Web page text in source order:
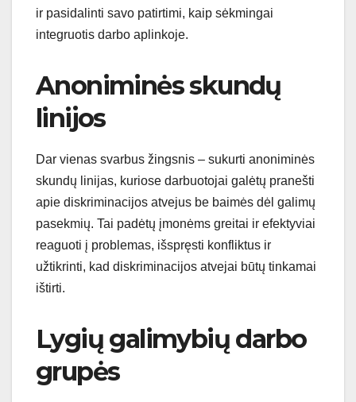
ir pasidalinti savo patirtimi, kaip sėkmingai
integruotis darbo aplinkoje.
Anoniminės skundų
linijos
Dar vienas svarbus žingsnis – sukurti anoniminės
skundų linijas, kuriose darbuotojai galėtų pranešti
apie diskriminacijos atvejus be baimės dėl galimų
pasekmių. Tai padėtų įmonėms greitai ir efektyviai
reaguoti į problemas, išspręsti konfliktus ir
užtikrinti, kad diskriminacijos atvejai būtų tinkamai
ištirti.
Lygių galimybių darbo
grupės